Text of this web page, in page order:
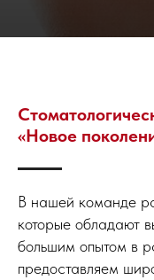
«Новое
В нашей команде
которые обладают
большим опытом в
предоставляем